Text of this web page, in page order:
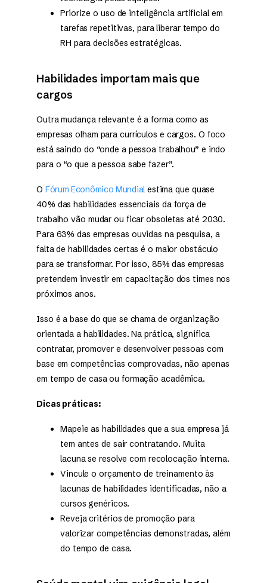
Priorize o uso de inteligência artificial em
tarefas repetitivas, para liberar tempo do
RH para decisões estratégicas.
Habilidades importam mais que
cargos
Outra mudança relevante é a forma como as
empresas olham para currículos e cargos. O foco
está saindo do “onde a pessoa trabalhou” e indo
para o “o que a pessoa sabe fazer”.
O Fórum Econômico Mundialestima que quase
40% das habilidades essenciais da força de
trabalho vão mudar ou ficar obsoletas até 2030.
Para 63% das empresas ouvidas na pesquisa, a
falta de habilidades certas é o maior obstáculo
para se transformar. Por isso, 85% das empresas
pretendem investir em capacitação dos times nos
próximos anos.
Isso é a base do que se chama de organização
orientada a habilidades. Na prática, significa
contratar, promover e desenvolver pessoas com
base em competências comprovadas, não apenas
em tempo de casa ou formação acadêmica.
Dicas práticas:
Mapeie as habilidades que a sua empresa já
tem antes de sair contratando. Muita
lacuna se resolve com recolocação interna.
Vincule o orçamento de treinamento às
lacunas de habilidades identificadas, não a
cursos genéricos.
Reveja critérios de promoção para
valorizar competências demonstradas, além
do tempo de casa.